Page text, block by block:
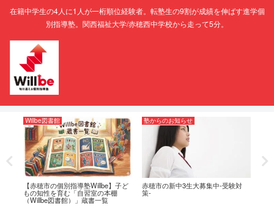
在籍中学生の4人に1人が一桁順位経験者。転塾生の9割が成績を伸ばす進学個
別指導塾。関西福祉大学/赤穂西中学校から走って5分。
Willbe図書館
【赤穂市の個別指導塾Willbe】子ど
もの知性を育む「自習室の本棚
（Willbe図書館）」蔵書一覧
塾からのお知らせ
赤穂市の新中3生大募集中-受験対
策-